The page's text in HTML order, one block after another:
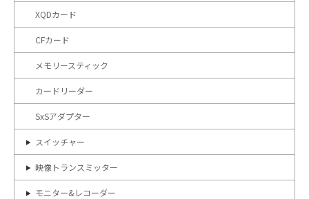
XQDカード
CFカード
メモリースティック
カードリーダー
SxSアダプター
スイッチャー
映像トランスミッター
モニター&レコーダー